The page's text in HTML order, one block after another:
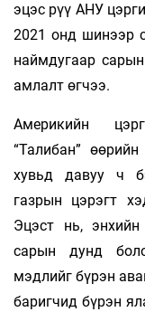
эцэс рүү АНУ
2021 онд шинээр
наймдугаар
амлалт өгчээ.
Америкийн
“Талибан”
хувьд давуу ч
газрын цэрэгт
Эцэст нь,
сарын дунд
мэдлийг бүрэн
баригчид бүрэн